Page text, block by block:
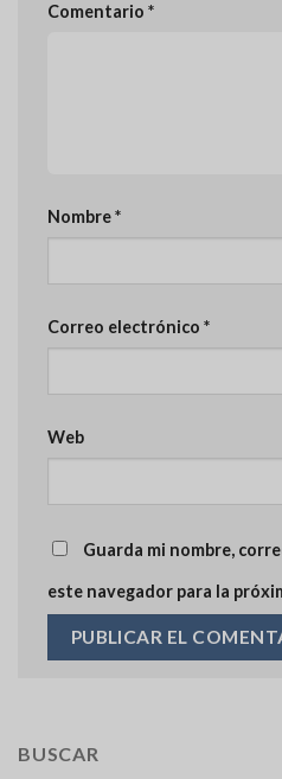
Comentario *
Nombre*
Correo electrónico *
Web
Guarda mi nombre,
este navegador para la
BUSCAR